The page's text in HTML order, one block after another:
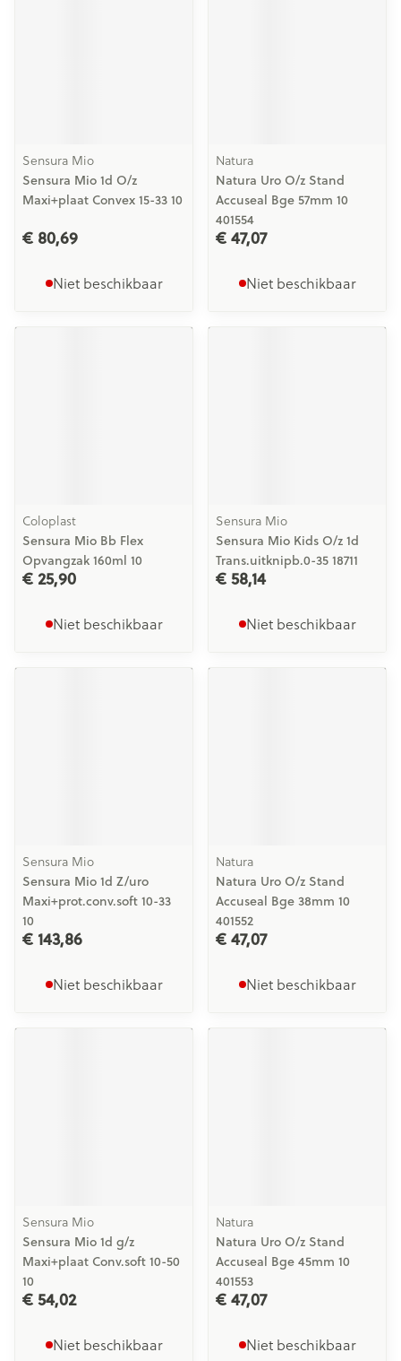
Sensura Mio
Sensura Mio 1d O/z
Maxi+plaat Convex 15-33 10
€ 80,69
Niet beschikbaar
Natura
Natura Uro O/z Stand
Accuseal Bge 57mm 10
401554
€ 47,07
Niet beschikbaar
Coloplast
Sensura Mio Bb Flex
Opvangzak 160ml 10
€ 25,90
Niet beschikbaar
Sensura Mio
Sensura Mio Kids O/z 1d
Trans.uitknipb.0-35 18711
€ 58,14
Niet beschikbaar
Sensura Mio
Sensura Mio 1d Z/uro
Maxi+prot.conv.soft 10-33
10
€ 143,86
Niet beschikbaar
Natura
Natura Uro O/z Stand
Accuseal Bge 38mm 10
401552
€ 47,07
Niet beschikbaar
Sensura Mio
Sensura Mio 1d g/z
Maxi+plaat Conv.soft 10-50
10
€ 54,02
Niet beschikbaar
Natura
Natura Uro O/z Stand
Accuseal Bge 45mm 10
401553
€ 47,07
Niet beschikbaar